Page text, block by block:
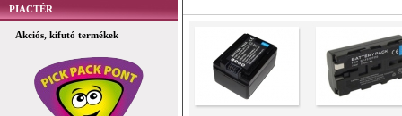
PIACTÉR
Akciós, kifutó termékek